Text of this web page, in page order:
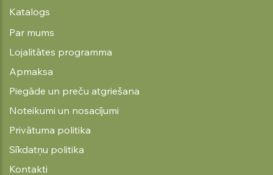
Katalogs
Par mums
Lojalitātes programma
Apmaksa
Piegāde un preču atgriešana
Noteikumi un nosacījumi
Privātuma politika
Sīkdatņu politika
Kontakti